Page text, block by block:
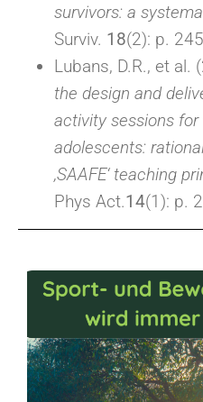
survivors: a
Surviv. 18(2): p.
Lubans, D.R., et al.
the design and
activity sessions
adolescents:
‚SAAFE‘ teaching
Phys Act.14(1): p.